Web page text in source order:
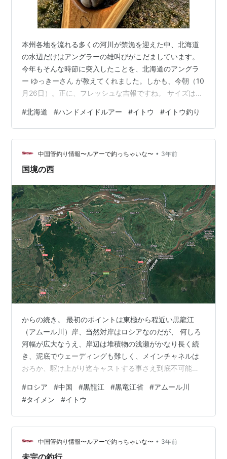
本州各地を流れる多くの河川が禁漁を迎えた中、北海道
の水辺だけはアングラーの雄叫びがこだましています。
今年もそんな時節に突入したことを、北海道のアングラ
ー ゆっきーさん が教えてくれました。しかも、今朝（10
月26日）。正に、フレッシュな吉報ですね。 サイズは
しかも、顔つきが「イトウそのもの」。 実測値よりも大
きく見えてしまうのは、イトウという稀有な存在が醸し
たバイアスなのか、はたまた北海道が持っている圧倒的
なスケール感なのか … 。 お使いいただいたのは、ワンオ
フモデルの Itoyo70-Flat（リップレス）ですね。 長く使
#北海道 #ハンドメイドルアー #イトウ #イトウ釣り
中国管釣り情報〜ルアーで釣っちゃいな〜 • 3年前
国境の西
からの続き。 最初のポイントは東極から程近い黒龍江
（アムール川）岸、当然対岸はロシアなのだが、 何しろ
河幅が広大なうえ、岸辺は堆積物の浅瀬がかなり長く続
き、泥底でウェーディングも難しく、メインチャネルは
おろか、駆け上がり迄キャストする事さえ到底不可能
トで狙う、待ちの釣り方しかチャンスは無い様に思え
た。 次のポイントは黒龍江に流れ込む支流の合流地点、
ここも普段は堆積物の浅瀬が続いていると思われるのだ
が、連日の雨の影響で水位が上がっており、メインチャ
ネルを見つけるのが困難。遠目には魚が居着いてそう
な、明らかに濁りが入ってないポイントもみえるには見
#ロシア #中国 #黒龍江 #黒竜江省 #アムール川
#タイメン #イトウ
中国管釣り情報〜ルアーで釣っちゃいな〜 • 3年前